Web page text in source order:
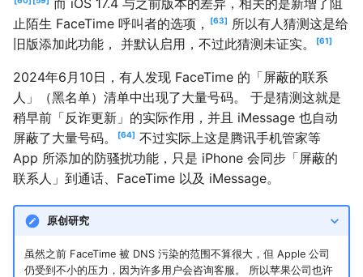
而 iOS 17.4 与之前版本的差异，相关的是新增了阻
止陌生 FaceTime 呼叫者的选项，
63
所以有人猜测这是给
旧版添加此功能， 并默认启用，不过此猜测未证实。
61
2024年6月10日，有人发现 FaceTime 的「屏蔽的联系
人」（黑名单）清单中出现了大量号码。 于是猜测这就是
稍早前「反诈更新」的实际作用，并且 iMessage 也自动
屏蔽了大量号码。
64
不过实际上这是腾讯手机管家等
App 所添加的防骚扰功能，只是 iPhone 会同步「屏蔽的
联系人」到通话、FaceTime 以及 iMessage。
原创研究
虽然之前 FaceTime 被 DNS 污染的范围不算很大，但 Apple 公司
仍受到不小的压力，因为许多用户会咨询客服。 所以苹果公司也许